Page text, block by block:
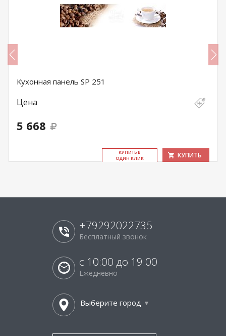
Кухонная панель SP 251
Цена
5 668
КУ­ПИТЬ В
ОДИН КЛИК
КУПИТЬ
+79292022735
Бесплатный звонок
с 10:00 до 19:00
Ежедневно
Выберите город